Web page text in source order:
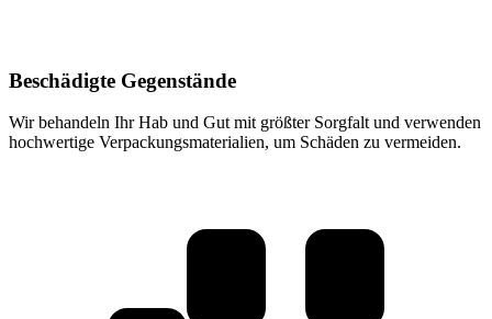
Beschädigte Gegenstände
Wir behandeln Ihr Hab und Gut mit größter Sorgfalt und verwenden
hochwertige Verpackungsmaterialien, um Schäden zu vermeiden.